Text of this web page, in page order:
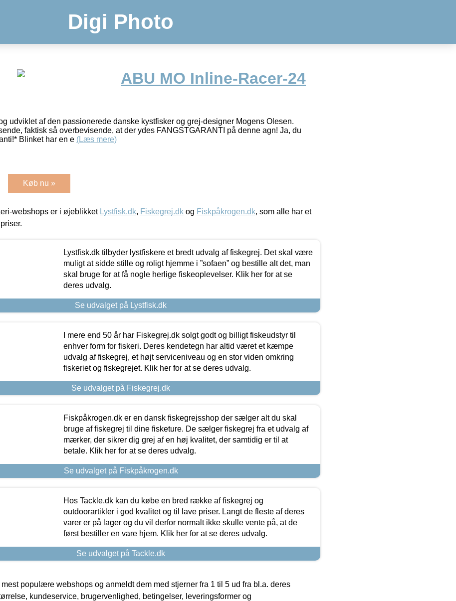
Digi Photo
ABU MO Inline-Racer-24
udviklet af den passionerede danske kystfisker og grej-designer Mogens Olesen.
faktisk så overbevisende, at der ydes FANGSTGARANTI på denne agn! Ja, du
Blinket har en e (Læs mere)
Køb nu »
webshops er i øjeblikket Lystfisk.dk, Fiskegrej.dk og Fiskpåkrogen.dk, som alle har et
Lystfisk.dk tilbyder lystfiskere et bredt udvalg af fiskegrej. Det skal være
muligt at sidde stille og roligt hjemme i ”sofaen” og bestille alt det, man
skal bruge for at få nogle herlige fiskeoplevelser. Klik her for at se
deres udvalg.
Se udvalget på Lystfisk.dk
I mere end 50 år har Fiskegrej.dk solgt godt og billigt fiskeudstyr til
enhver form for fiskeri. Deres kendetegn har altid været et kæmpe
udvalg af fiskegrej, et højt serviceniveau og en stor viden omkring
fiskeriet og fiskegrejet. Klik her for at se deres udvalg.
Se udvalget på Fiskegrej.dk
Fiskpåkrogen.dk er en dansk fiskegrejsshop der sælger alt du skal
bruge af fiskegrej til dine fisketure. De sælger fiskegrej fra et udvalg af
mærker, der sikrer dig grej af en høj kvalitet, der samtidig er til at
betale. Klik her for at se deres udvalg.
Se udvalget på Fiskpåkrogen.dk
Hos Tackle.dk kan du købe en bred række af fiskegrej og
outdoorartikler i god kvalitet og til lave priser. Langt de fleste af deres
varer er på lager og du vil derfor normalt ikke skulle vente på, at de
først bestiller en vare hjem. Klik her for at se deres udvalg.
Se udvalget på Tackle.dk
populære webshops og anmeldt dem med stjerner fra 1 til 5 ud fra bl.a. deres
kundeservice, brugervenlighed, betingelser, leveringsformer og